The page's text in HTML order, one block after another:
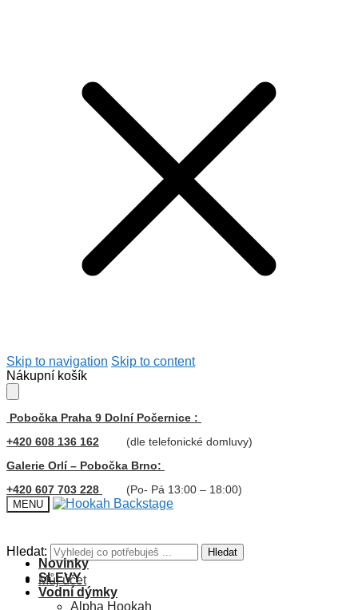
Skip to navigation Skip to content
Nákupní košík
Pobočka Praha 9 Dolní Počernice :
+420 608 136 162
(dle telefonické domluvy)
Galerie Orlí – Pobočka Brno:
+420 607 703 228
(Po- Pá 13:00 – 18:00)
MENU
Hledat: Hledat
Můj účet
Novinky
SLEVY
Vodní dýmky
Alpha Hookah